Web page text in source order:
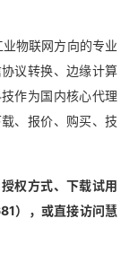
物联网方向的专业
议转换、边缘计算
作为国内核心代理
、报价、购买、技
权方式、下载试用
），或直接访问慧